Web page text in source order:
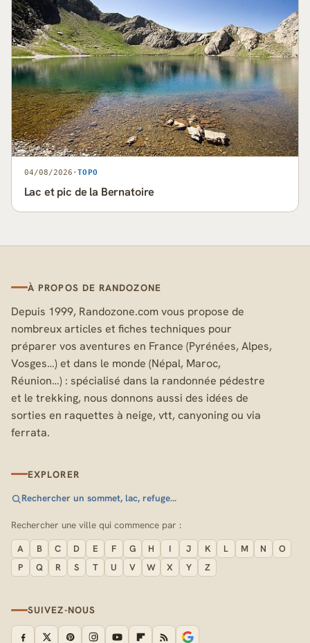
04/08/2026 · TOPO
Lac et pic de la Bernatoire
À PROPOS DE RANDOZONE
Depuis 1999, Randozone.com vous propose de
nombreux articles et fiches techniques pour
préparer vos aventures en France (Pyrénées, Alpes,
Vosges…) et dans le monde (Népal, Maroc,
Réunion…) : spécialisé dans la randonnée pédestre
et le trekking, nous donnons aussi des idées de
sorties en raquettes à neige, vtt, canyoning ou via
ferrata.
EXPLORER
Rechercher un sommet, lac, refuge…
Rechercher une ville qui commence par :
A B C D E F G H I J K L M N
O
P
Q R S T U V W X Y Z
SUIVEZ-NOUS